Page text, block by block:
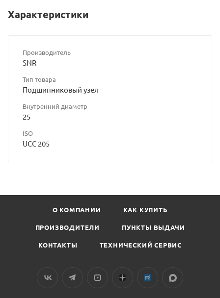
Характеристики
Производитель
SNR
Тип товара
Подшипниковый узел
Внутренний диаметр
25
ISO
UСC 205
О КОМПАНИИ КАК КУПИТЬ
ПРОИЗВОДИТЕЛИ ПУНКТЫ ВЫДАЧИ
КОНТАКТЫ ТЕХНИЧЕСКИЙ СЕРВИС